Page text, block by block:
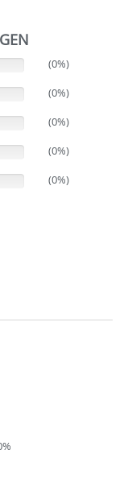
(0%)
(0%)
(0%)
(0%)
(0%)